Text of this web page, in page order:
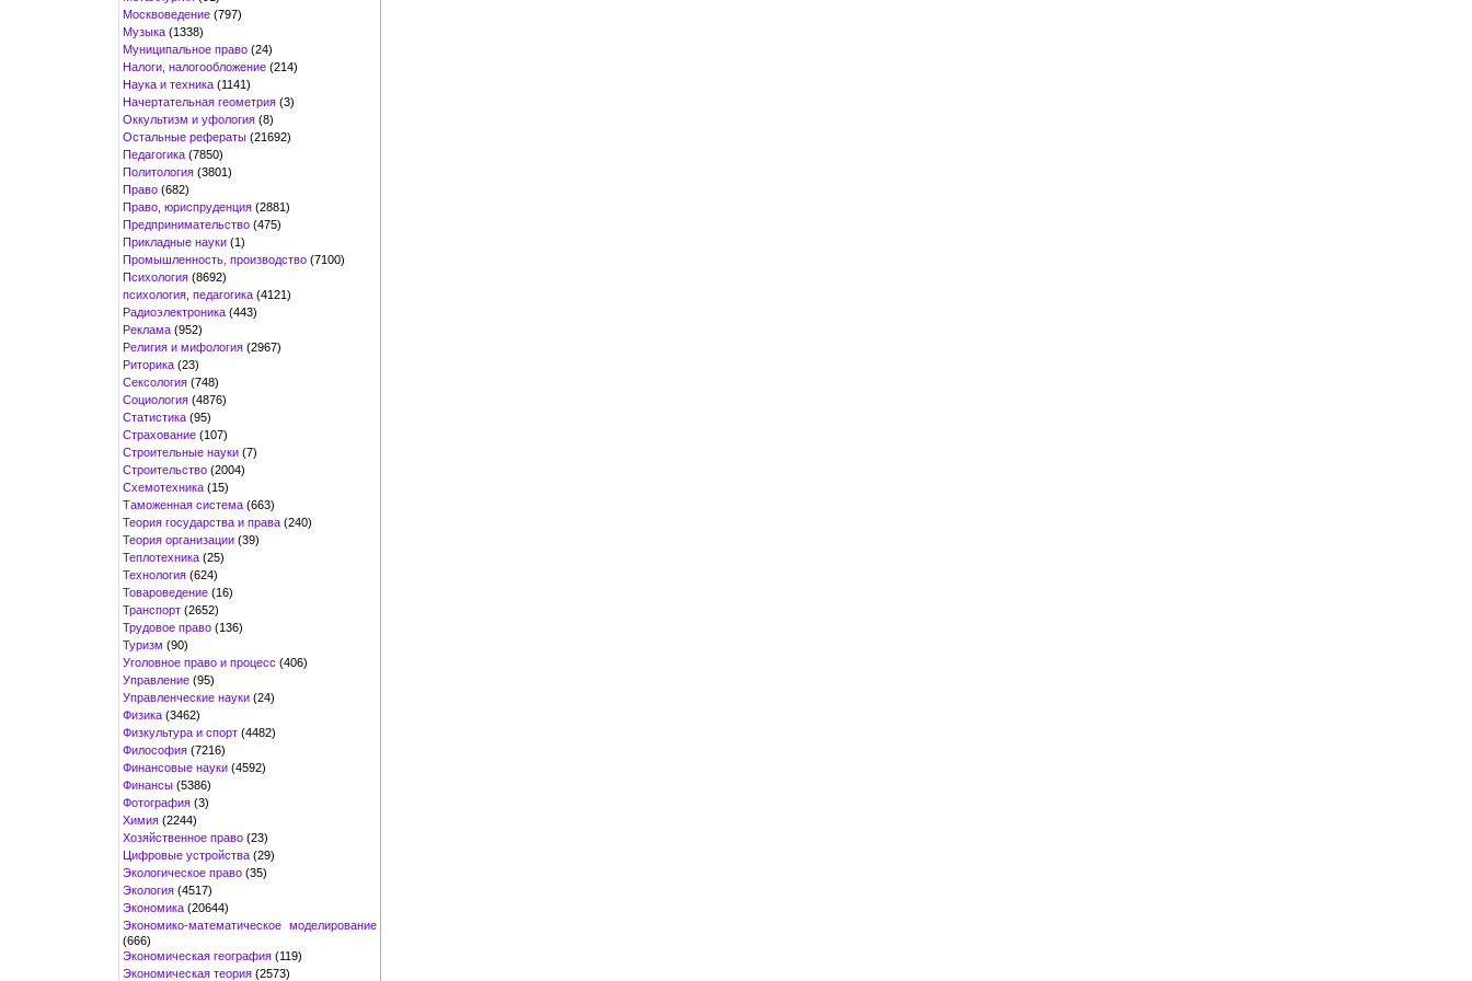
Москвоведение (797)
Музыка (1338)
Муниципальное право (24)
Налоги, налогообложение (214)
Наука и техника (1141)
Начертательная геометрия (3)
Оккультизм и уфология (8)
Остальные рефераты (21692)
Педагогика (7850)
Политология (3801)
Право (682)
Право, юриспруденция (2881)
Предпринимательство (475)
Прикладные науки (1)
Промышленность, производство (7100)
Психология (8692)
психология, педагогика (4121)
Радиоэлектроника (443)
Реклама (952)
Религия и мифология (2967)
Риторика (23)
Сексология (748)
Социология (4876)
Статистика (95)
Страхование (107)
Строительные науки (7)
Строительство (2004)
Схемотехника (15)
Таможенная система (663)
Теория государства и права (240)
Теория организации (39)
Теплотехника (25)
Технология (624)
Товароведение (16)
Транспорт (2652)
Трудовое право (136)
Туризм (90)
Уголовное право и процесс (406)
Управление (95)
Управленческие науки (24)
Физика (3462)
Физкультура и спорт (4482)
Философия (7216)
Финансовые науки (4592)
Финансы (5386)
Фотография (3)
Химия (2244)
Хозяйственное право (23)
Цифровые устройства (29)
Экологическое право (35)
Экология (4517)
Экономика (20644)
Экономико-математическое моделирование
(666)
Экономическая география (119)
Экономическая теория (2573)